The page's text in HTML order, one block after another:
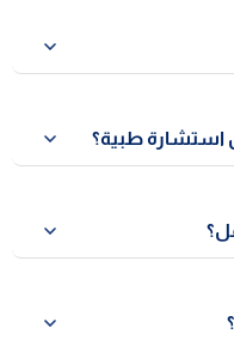
بشكل مستمر.
استشارة طبية؟
نتائج علاجية.